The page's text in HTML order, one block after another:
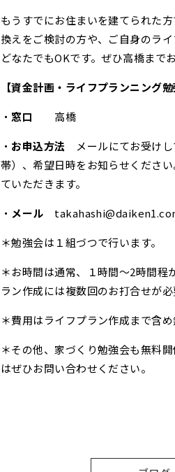
もうすでにお住まいを建てられた
換えをご検討の方や、ご自身のラ
どなたでもOKです。ぜひ高橋まで
【資金計画・ライフプランニング
・ 窓口
高橋
・ お申込方法 メールにてお受け
帯）、希望日時をお知らせくださ
ていただきます。
・ メール
＊勉強会は１組づつで行います。
＊お時間は通常、１時間～2時間程
ラン作成には複数回のお打合せが必
＊費用はライフプラン作成まで含め
＊その他、家づくり勉強会も無料
はぜひお問い合わせください。